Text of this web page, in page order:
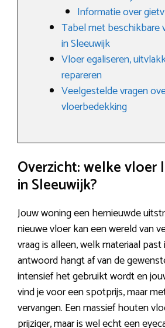
Informatie over
Tabel met beschikbare
in Sleeuwijk
Vloer egaliseren,
repareren
Veelgestelde vragen
vloerbedekking
Overzicht: welke vloer
in Sleeuwijk?
Jouw woning een hernieuwde
nieuwe vloer kan een wereld van
vraag is alleen, welk materiaal
antwoord hangt af van de
intensief het gebruikt wordt en
vind je voor een spotprijs, maar
vervangen. Een massief houten
prijziger, maar is wel echt een